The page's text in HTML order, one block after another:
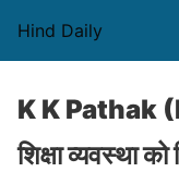
Hind Daily
K K Pathak
शिक्षा व्यवस्था